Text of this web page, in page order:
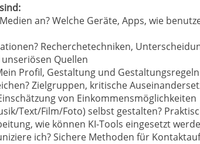
an? Welche Geräte, Apps, wie
Recherchetechniken,
Quellen
Profil, Gestaltung und Gestaltungsregeln
Zielgruppen, kritische
von Einkommensmöglichkeiten
Text/Film/Foto) selbst gestalten?
wie können KI-Tools eingesetzt
ich? Sichere Methoden für